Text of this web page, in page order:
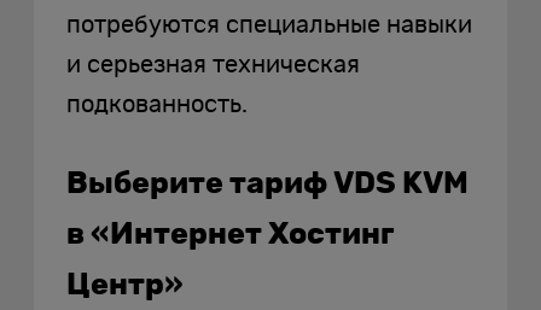
потребуются специальные навыки
и серьезная техническая
подкованность.
Выберите тариф VDS KVM
в «Интернет Хостинг
Центр»